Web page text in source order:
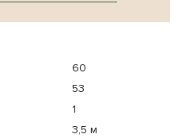
60
53
1
3,5 м